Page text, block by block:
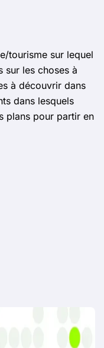
tourisme sur lequel
sur les choses à
à découvrir dans
dans lesquels
plans pour partir en